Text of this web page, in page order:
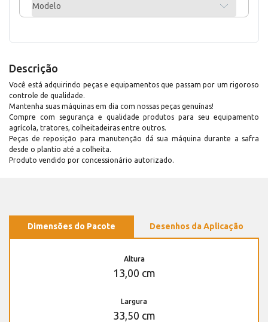
Modelo
Descrição
Você está adquirindo peças e equipamentos que passam por um rigoroso
controle de qualidade.
Mantenha suas máquinas em dia com nossas peças genuínas!
Compre com segurança e qualidade produtos para seu equipamento
agrícola, tratores, colheitadeiras entre outros.
Peças de reposição para manutenção dá sua máquina durante a safra
desde o plantio até a colheita.
Produto vendido por concessionário autorizado.
Dimensões do Pacote Desenhos da Aplicação
Altura
13,00 cm
Largura
33,50 cm